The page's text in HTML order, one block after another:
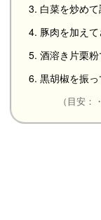
3. 白菜を炒めて
4. 豚肉を加えて
5. 酒溶き片栗粉
6. 黒胡椒を振っ
（目安